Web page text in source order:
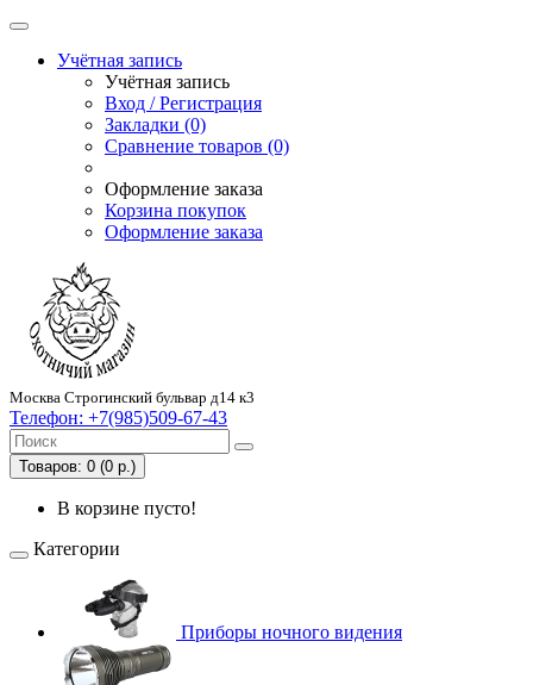
Учётная запись
Учётная запись
Вход / Регистрация
Закладки (0)
Сравнение товаров (0)
Оформление заказа
Корзина покупок
Оформление заказа
Москва Строгинский бульвар д14 к3
Телефон: +7(985)509-67-43
Товаров: 0 (0 р.)
В корзине пусто!
Категории
Приборы ночного видения